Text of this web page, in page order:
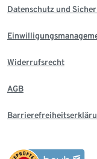
Datenschutz und
Widerrufsrecht
AGB